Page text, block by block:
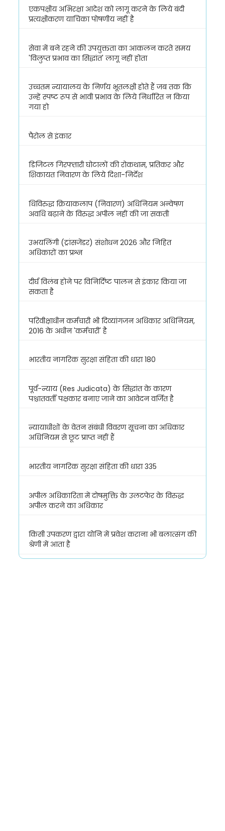
एकपक्षीय अभिरक्षा आदेश को लागू करने के लिये बंदी
प्रत्यक्षीकरण याचिका पोषणीय नहीं है
सेवा में बने रहने की उपयुक्तता का आकलन करते समय
'विलुप्त प्रभाव का सिद्धांत' लागू नहीं होता
उच्चतम न्यायालय के निर्णय भूतलक्षी होते हैं जब तक कि
उन्हें स्पष्ट रूप से भावी प्रभाव के लिये निर्धारित न किया
गया हो
पैरोल से इंकार
डिजिटल गिरफ्तारी घोटालों की रोकथाम, प्रतिकर और
शिकायत निवारण के लिये दिशा-निर्देश
धिविरुद्ध क्रियाकलाप (निवारण) अधिनियम अन्वेषण
अवधि बढ़ाने के विरुद्ध अपील नहीं की जा सकती
उभयलिंगी (ट्रांसजेंडर) संशोधन 2026 और निहित
अधिकारों का प्रश्न
दीर्घ विलंब होने पर विनिर्दिष्ट पालन से इंकार किया जा
सकता है
परिवीक्षाधीन कर्मचारी भी दिव्यांगजन अधिकार अधिनियम,
2016 के अधीन 'कर्मचारी' है
भारतीय नागरिक सुरक्षा संहिता की धारा 180
पूर्व-न्याय (Res Judicata) के सिद्धांत के कारण
पश्चातवर्ती पक्षकार बनाए जाने का आवेदन वर्जित है
न्यायाधीशों के वेतन संबंधी विवरण सूचना का अधिकार
अधिनियम से छूट प्राप्त नहीं हैं
भारतीय नागरिक सुरक्षा संहिता की धारा 335
अपील अधिकारिता में दोषमुक्ति के उलटफेर के विरुद्ध
अपील करने का अधिकार
किसी उपकरण द्वारा योनि में प्रवेश कराना भी बलात्संग की
श्रेणी में आता है